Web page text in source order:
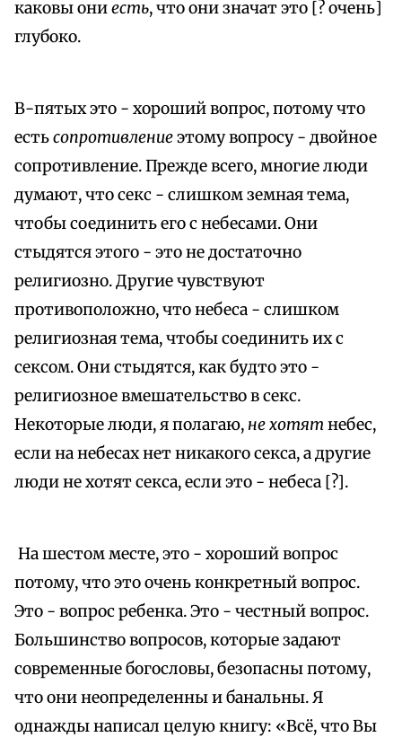
каковы ониесть, что они значат это [? очень]
глубоко.
В-пятых это - хороший вопрос, потому что
естьсопротивлениеэтому вопросу - двойное
сопротивление. Прежде всего, многие люди
думают, что секс - слишком земная тема,
чтобы соединить его с небесами. Они
стыдятся этого - это не достаточно
религиозно. Другие чувствуют
противоположно, что небеса - слишком
религиозная тема, чтобы соединить их с
сексом. Они стыдятся, как будто это -
религиозное вмешательство в секс.
Некоторые люди, я полагаю, не хотятнебес,
если на небесах нет никакого секса, а другие
люди не хотят секса, если это - небеса [?].
На шестом месте, это - хороший вопрос
потому, что это очень конкретный вопрос.
Это - вопрос ребенка. Это - честный вопрос.
Большинство вопросов, которые задают
современные богословы, безопасны потому,
что они неопределенны и банальны. Я
однажды написал целую книгу: «Всё, что Вы